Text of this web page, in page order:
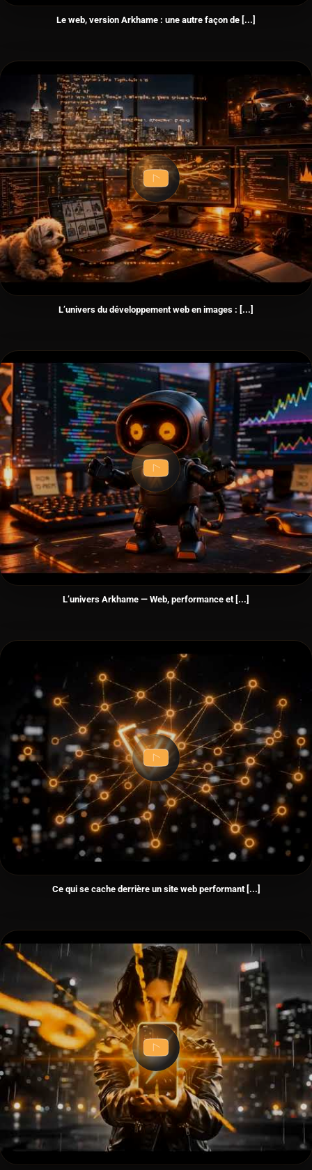
Le web, version Arkhame : une autre façon de [...]
L’univers du développement web en images : [...]
L’univers Arkhame — Web, performance et [...]
Ce qui se cache derrière un site web performant [...]